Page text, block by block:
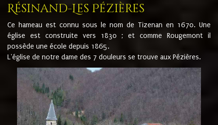
Résinand-Les Pézières
Ce hameau est connu sous le nom de Tizenan en 1670. Une
église est construite vers 1830 ; et comme Rougemont il
possède une école depuis 1865.
L'église de notre dame des 7 douleurs se trouve aux Pézières.